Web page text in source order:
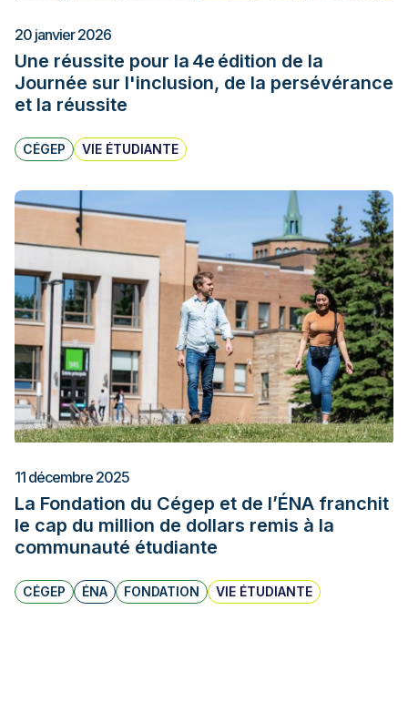
20 janvier 2026
Une réussite pour la 4e édition de la
Journée sur l'inclusion, de la persévérance
et la réussite
CÉGEP VIE ÉTUDIANTE
11 décembre 2025
La Fondation du Cégep et de l’ÉNA franchit
le cap du million de dollars remis à la
communauté étudiante
CÉGEP ÉNA FONDATION VIE ÉTUDIANTE